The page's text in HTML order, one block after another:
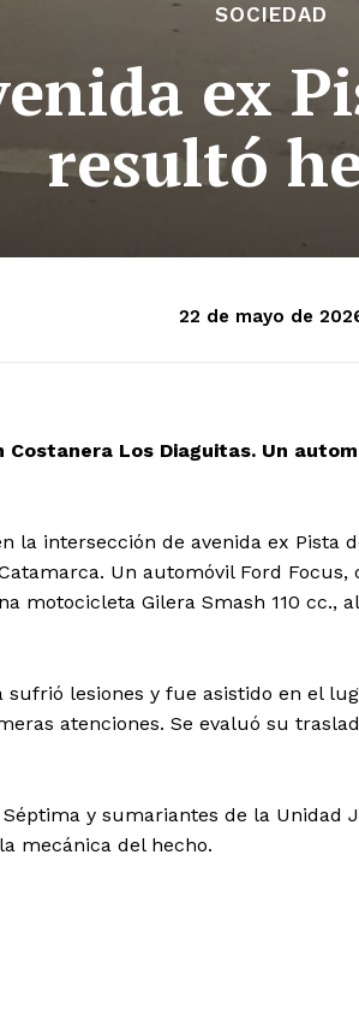
SOCIEDAD
ex
resultó
22 de mayo de
Los Diaguitas. Un
la intersección de avenida ex Pista
Un automóvil Ford
motocicleta Gilera Smash 110 cc.,
lesiones y fue asistido en el
atenciones. Se evaluó su
y sumariantes de la Unidad
mecánica del hecho.